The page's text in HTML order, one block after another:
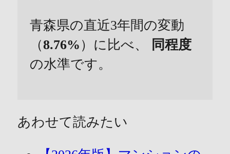
青森県の直近3年間の変動
（8.76% ）に比べ、
同程度
の水準です。
あわせて読みたい